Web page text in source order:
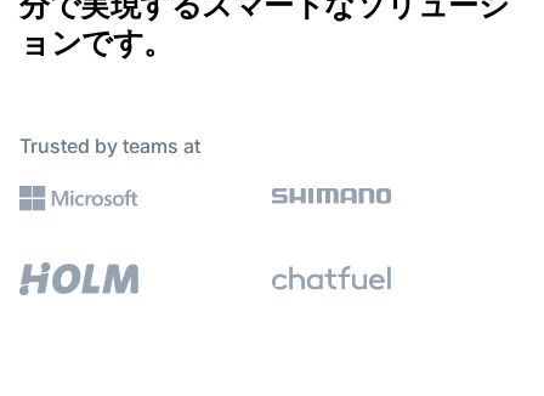
ョンです。
Trusted by teams at